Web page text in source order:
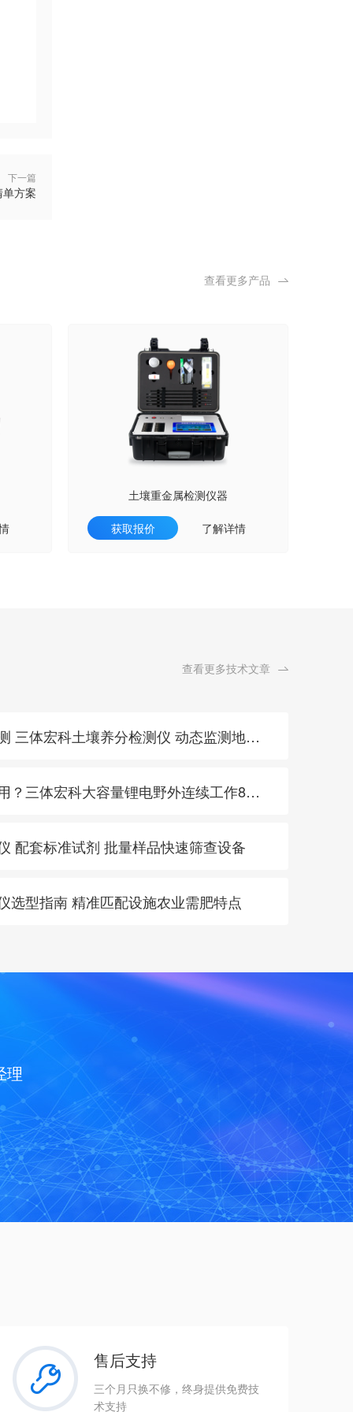
下一篇
方案
查看更多产品
土壤重金属检测仪器
获取报价 了解详情
查看更多技术文章
· 特色农产品地标产区巡测 三体宏科土壤养分检测仪 动态监测地块肥力支撑品质统一
· 土壤快检设备续航不够用？三体宏科大容量锂电野外连续工作8小时
配套标准试剂 批量样品快速筛查设备
选型指南 精准匹配设施农业需肥特点
理
售后支持
三个月只换不修，终身提供免费技
术支持